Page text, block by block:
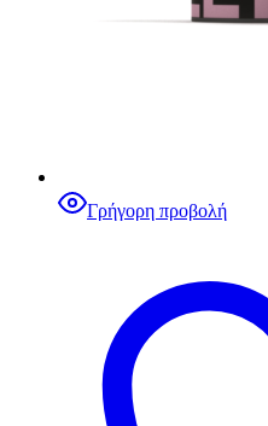
Γρήγορη προβολή